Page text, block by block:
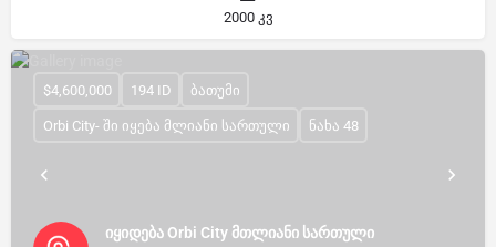
2000 კვ
იყიდება Orbi City მთლიანი სართული
$4,600,000 194 ID ბათუმი
Orbi City- ში იყება მლიანი სართული ნახა 48